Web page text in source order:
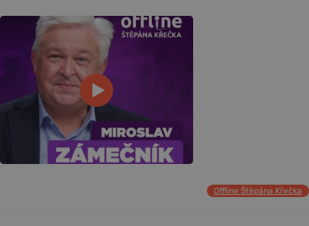
Offline Štěpána Křečka